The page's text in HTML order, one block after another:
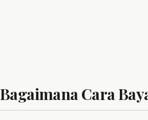
Bagaimana Cara